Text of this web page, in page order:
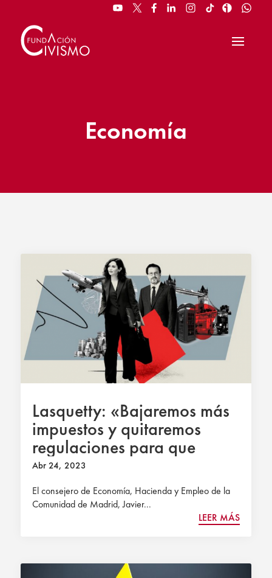
Economía
Lasquetty: «Bajaremos más
impuestos y quitaremos
regulaciones para que
Madrid siga liderando el
PIB»
Abr 24, 2023
El consejero de Economía, Hacienda y Empleo de la
Comunidad de Madrid, Javier...
LEER MÁS